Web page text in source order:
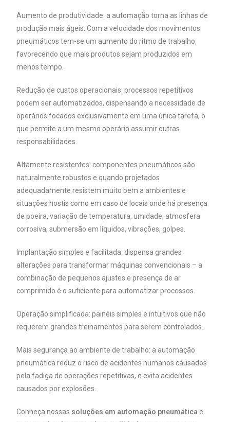
Aumento de produtividade: a automação torna as linhas de
produção mais ágeis. Com a velocidade dos movimentos
pneumáticos tem-se um aumento do ritmo de trabalho,
favorecendo que mais produtos sejam produzidos em
menos tempo.
Redução de custos operacionais: processos repetitivos
podem ser automatizados, dispensando a necessidade de
operários focados exclusivamente em uma única tarefa, o
que permite a um mesmo operário assumir outras
responsabilidades.
Altamente resistentes: componentes pneumáticos são
naturalmente robustos e quando projetados
adequadamente resistem muito bem a ambientes e
situações hostis como em caso de locais onde há presença
de poeira, variação de temperatura, umidade, atmosfera
corrosiva, submersão em líquidos, vibrações, golpes.
Implantação simples e facilitada: dispensa grandes
alterações para transformar máquinas convencionais – a
combinação de pequenos ajustes e presença de ar
comprimido é o suficiente para automatizar processos.
Operação simplificada: painéis simples e intuitivos que não
requerem grandes treinamentos para serem controlados.
Mais segurança ao ambiente de trabalho: a automação
pneumática reduz o risco de acidentes humanos causados
pela fadiga de operações repetitivas, e evita acidentes
causados por explosões.
Conheça nossas soluções em automação pneumáticae